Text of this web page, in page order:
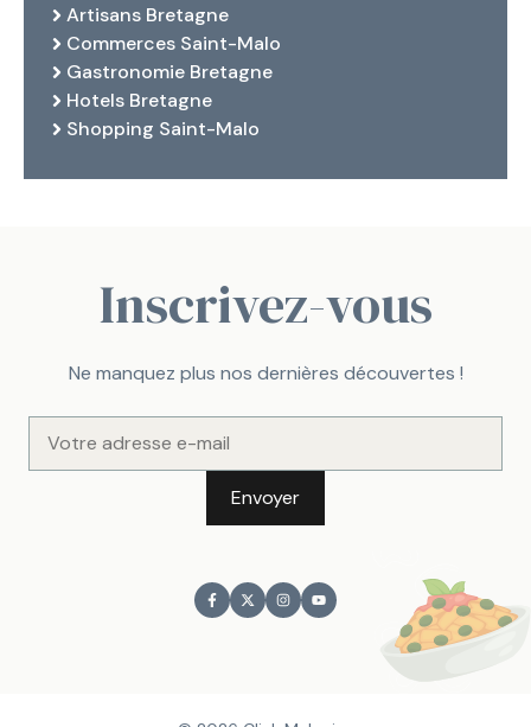
Artisans Bretagne
Commerces Saint-Malo
Gastronomie Bretagne
Hotels Bretagne
Shopping Saint-Malo
Inscrivez-vous
Ne manquez plus nos dernières découvertes !